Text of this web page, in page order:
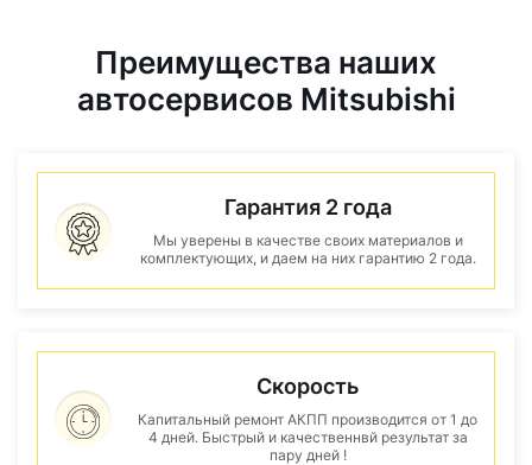
Преимущества наших
автосервисов Mitsubishi
Гарантия 2 года
Мы уверены в качестве своих материалов и
комплектующих, и даем на них гарантию 2 года.
Скорость
Капитальный ремонт АКПП производится от 1 до
4 дней. Быстрый и качественнвй результат за
пару дней !